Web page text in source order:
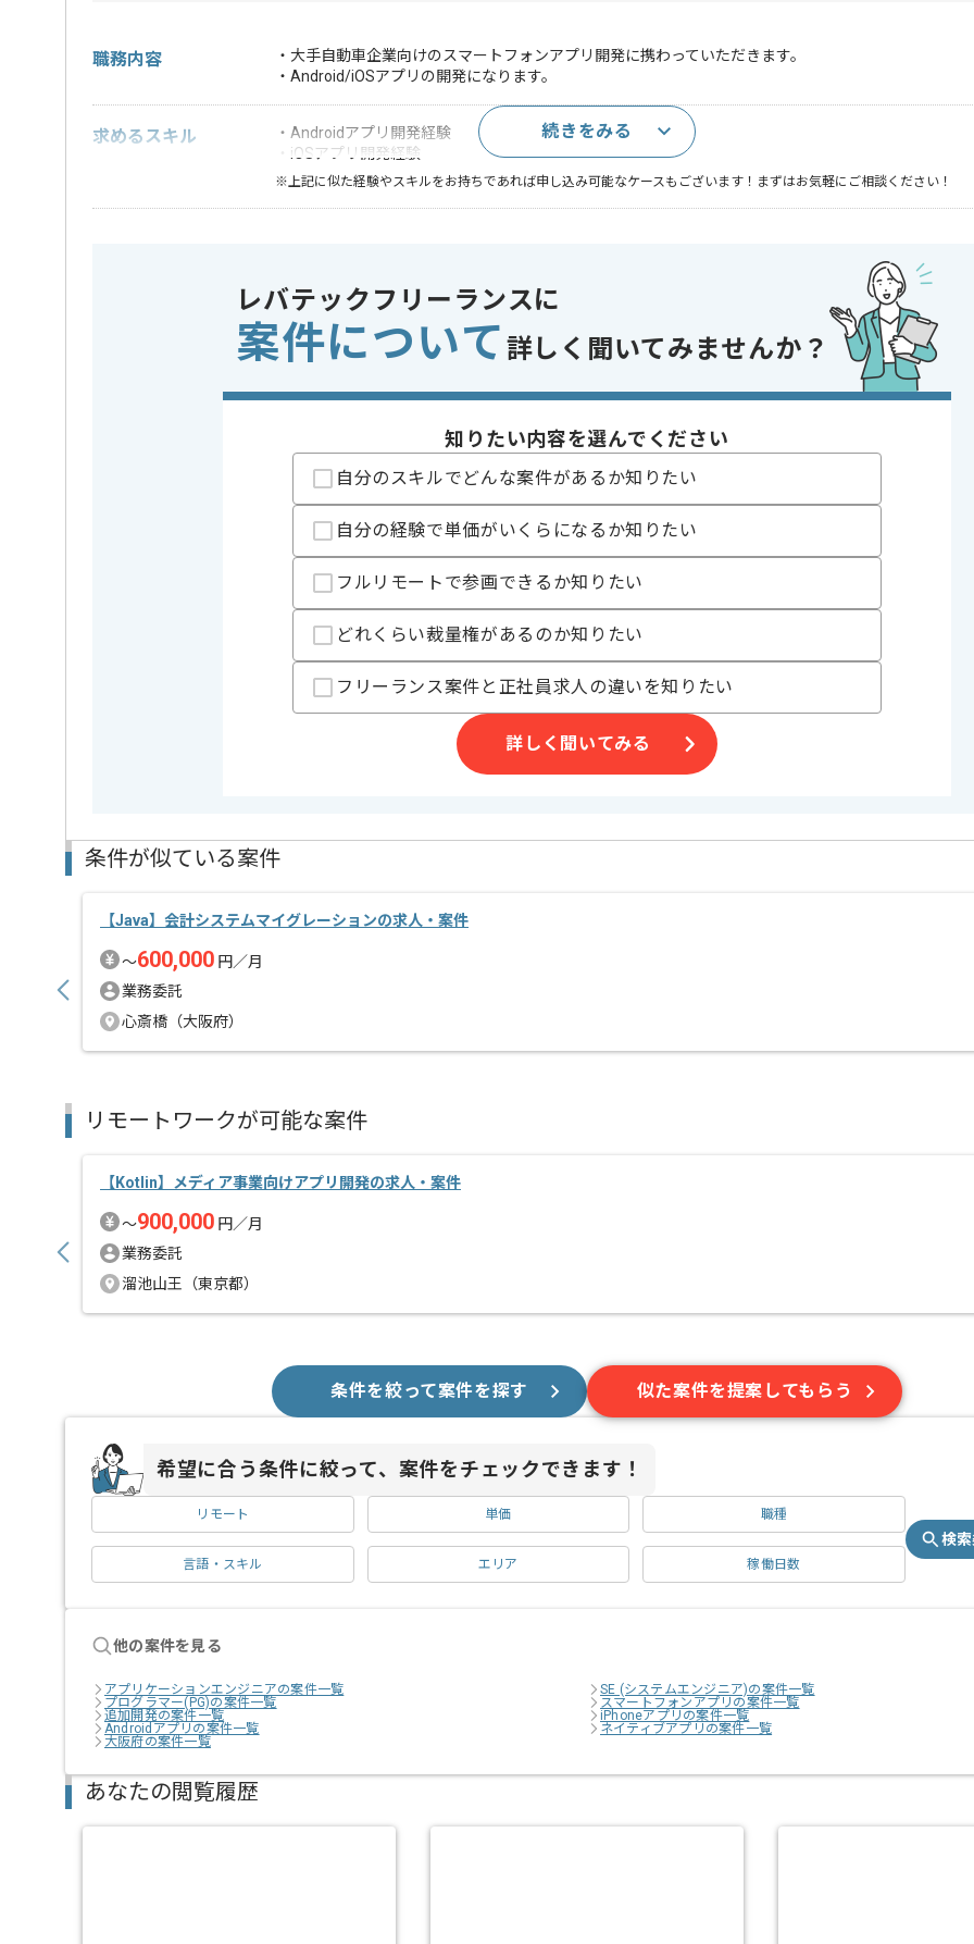
職務内容
・大手自動車企業向けのスマートフォンアプリ開発に携わっていただきます。
・Android/iOSアプリの開発になります。
求めるスキル
・Androidアプリ開発経験
・iOSアプリ開発経験
※上記に似た経験やスキルをお持ちであれば申し込み可能なケースもございます！まずはお気軽にご相談ください！
この案件のポイント 業務内容
追加開発 , iPhoneアプリ , Androidアプリ , ネイティブアプリ
担当領域/システム
スマートフォンアプリ
特徴
参画実績あり , 長期プロジェクト
160時間〜180時間
支払いサイト
15日
基本リモートワークですが、隔週水曜日のみ名古屋伏見へ出社いただきます。
また、状況により出社の回数が増える場合もございます。
リリース済みのアプリに機能追加・保守をするため、基本的に長期での開発になります。
続きをみる
レバテックフリーランスに
案件について 詳しく聞いてみませんか？
知りたい内容を選んでください
自分のスキルでどんな案件があるか知りたい
自分の経験で単価がいくらになるか知りたい
フルリモートで参画できるか知りたい
どれくらい裁量権があるのか知りたい
フリーランス案件と正社員求人の違いを知りたい
詳しく聞いてみる
条件が似ている案件
【Java】会計システムマイグレーションの求人・案件
〜600,000 円／月
業務委託
心斎橋（大阪府）
リモートワークが可能な案件
【Kotlin】メディア事業向けアプリ開発の求人・案件
〜900,000 円／月
業務委託
溜池山王（東京都）
条件を絞って案件を探す 似た案件を提案してもらう
希望に合う条件に絞って、案件をチェックできます！
リモート 単価 職種
言語・スキル エリア 稼働日数
検
他の案件を見る
アプリケーションエンジニアの案件一覧
SE (システムエンジニア)の案件一覧
プログラマー(PG)の案件一覧
スマートフォンアプリの案件一覧
追加開発の案件一覧
iPhoneアプリの案件一覧
Androidアプリの案件一覧
ネイティブアプリの案件一覧
大阪府の案件一覧
あなたの閲覧履歴